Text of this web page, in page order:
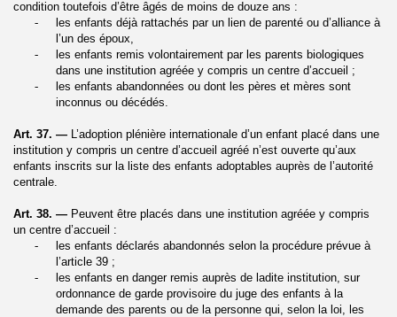
condition toutefois d’être âgés de moins de douze ans :
-
les enfants déjà rattachés par un lien de parenté ou d’alliance à
l’un des époux,
-
les enfants remis volontairement par les parents biologiques
dans une institution agréée y compris un centre d’accueil ;
-
les enfants abandonnées ou dont les pères et mères sont
inconnus ou décédés.
Art. 37. — L’adoption plénière internationale d’un enfant placé dans une
institution y compris un centre d’accueil agréé n’est ouverte qu’aux
enfants inscrits sur la liste des enfants adoptables auprès de l’autorité
centrale.
Art. 38. — Peuvent être placés dans une institution agréée y compris
un centre d’accueil :
-
les enfants déclarés abandonnés selon la procédure prévue à
l’article 39 ;
-
les enfants en danger remis auprès de ladite institution, sur
ordonnance de garde provisoire du juge des enfants à la
demande des parents ou de la personne qui, selon la loi, les